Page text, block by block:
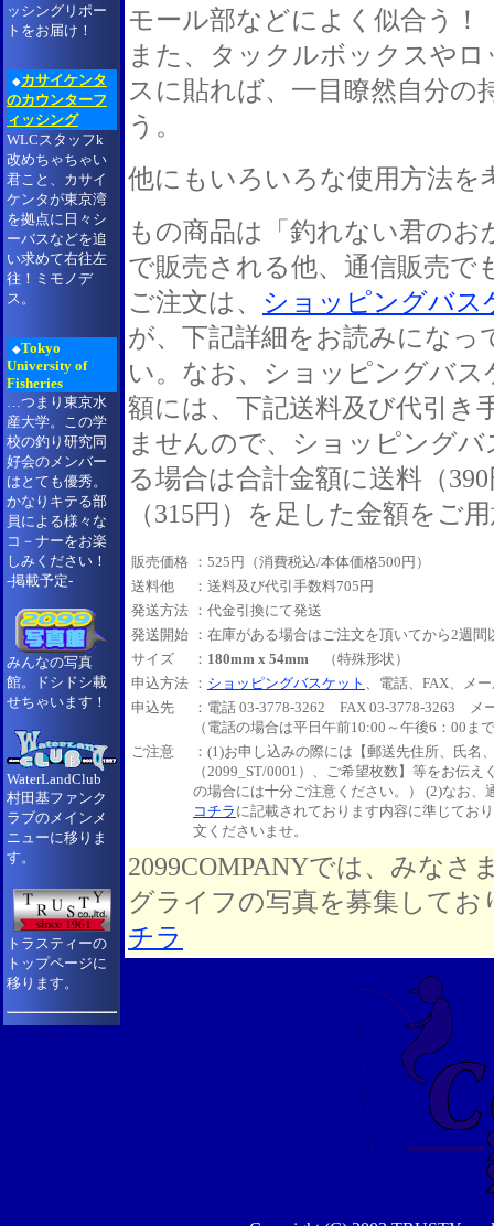
ッシングリポー
トをお届け！
◆カサイケンタ
のカウンターフ
ィッシング
WLCスタッフk
改めちゃちゃい
君こと、カサイ
ケンタが東京湾
を拠点に日々シ
ーバスなどを追
い求めて右往左
往！ミモノデ
ス。
◆Tokyo
University of
Fisheries
…つまり東京水
産大学。この学
校の釣り研究同
好会のメンバー
はとても優秀。
かなりキテる部
員による様々な
コ－ナーをお楽
しみください！
-掲載予定-
みんなの写真
館。ドシドシ載
せちゃいます！
WaterLandClub
村田基ファンク
ラブのメインメ
ニューに移りま
す。
トラスティーの
トップページに
移ります。
モール部などによく似合う！
また、タックルボックスや
スに貼れば、一目瞭然自分の
う。
他にもいろいろな使用方法を
もの商品は「釣れない君のお
で販売される他、通信販売で
ご注文は、 ショッピングバス
が、下記詳細をお読みにな
い。なお、ショッピングバ
額には、下記送料及び代引き
ませんので、ショッピング
る場合は合計金額に送料（
（315円）を足した金額をご
販売価格 ：525円（消費税込/本体価格500円）
送料他
：送料及び代引手数料705円
発送方法 ：代金引換にて発送
発送開始 ：在庫がある場合はご注文を頂いてから2週
サイズ
： 180mm x 54mm （特殊形状）
申込方法 ： ショッピングバスケット
、電話、FAX、メ
申込先
：電話 03-3778-3262 FAX 03-3778-3263 メ
（電話の場合は平日午前10:00～午後6：00
ご注意
：(1)お申し込みの際には【郵送先住所、氏名
（2099_ST/0001）、ご希望枚数】等をお伝
の場合には十分ご注意ください。） (2)なお
コチラ に記載されております内容に準じてお
文くださいませ。
2099COMPANYでは、みな
グライフの写真を募集して
チラ